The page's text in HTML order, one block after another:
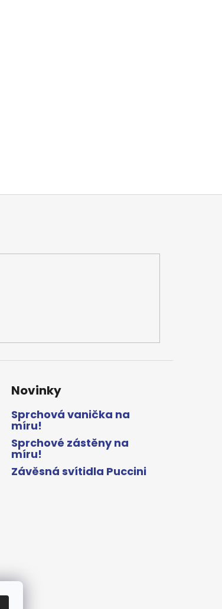
Novinky
Sprchová vanička na
míru!
Sprchové zástěny na
míru!
Závěsná svítidla Puccini